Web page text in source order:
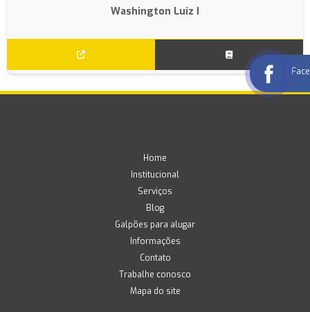
Washington Luiz I
Home
Institucional
Serviços
Blog
Galpões para alugar
Informações
Contato
Trabalhe conosco
Mapa do site